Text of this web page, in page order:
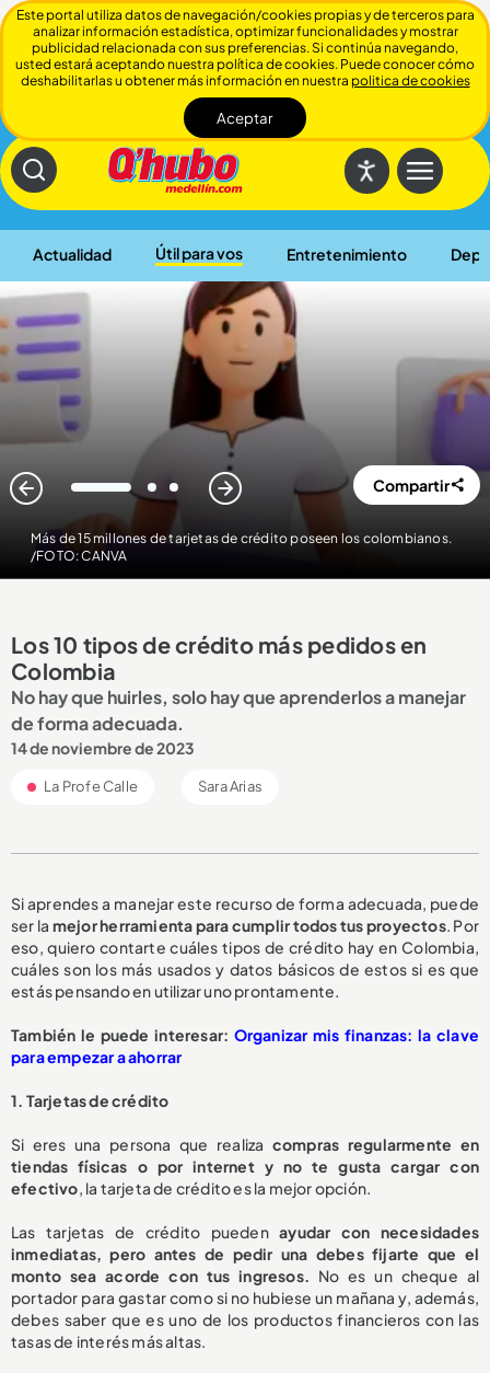
Actualidad Útil para vos Entretenimiento
Cerrar
Más de 15 millones de tarjetas de crédito poseen los colombianos.
/FOTO: CANVA
1 2 3 Compartir
Los 10 tipos de crédito más pedidos en
Colombia
No hay que huirles, solo hay que aprenderlos a manejar
de forma adecuada.
14 de noviembre de 2023
La Profe Calle Sara Arias
Si aprendes a manejar este recurso de forma adecuada, puede
ser la mejor herramienta para cumplir todos tus proyectos. Por
eso, quiero contarte cuáles tipos de crédito hay en Colombia,
cuáles son los más usados y datos básicos de estos si es que
estás pensando en utilizar uno prontamente.
También le puede interesar: Organizar mis finanzas: la clave
para empezar a ahorrar
1. Tarjetas de crédito
Si eres una persona que realiza compras regularmente en
tiendas físicas o por internet y no te gusta cargar con
efectivo, la tarjeta de crédito es la mejor opción.
Las tarjetas de crédito puedenayudar con necesidades
inmediatas, pero antes de pedir una debes fijarte que el
monto sea acorde con tus ingresos. No es un cheque al
portador para gastar como si no hubiese un mañana y, además,
debes saber que es uno de los productos financieros con las
tasas de interés más altas.
Este portal utiliza datos de navegación/cookies propias y de terceros para
analizar información estadística, optimizar funcionalidades y mostrar
publicidad relacionada con sus preferencias. Si continúa navegando,
usted estará aceptando nuestra política de cookies. Puede conocer cómo
deshabilitarlas u obtener más información en nuestra politica de cookies
Aceptar